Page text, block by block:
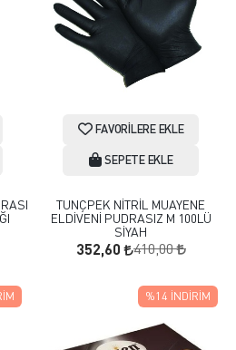
FAVORILERE EKLE
SEPETE EKLE
TUNÇPEK NİTRİL MUAYENE
ELDİVENİ PUDRASIZ M 100LÜ
SİYAH
352,60 410,00
%14 İNDIRIM